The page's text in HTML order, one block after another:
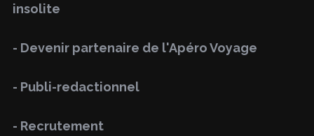
o
:
insolite
- Devenir partenaire de l'Apéro Voyage
- Publi-redactionnel
- Recrutement